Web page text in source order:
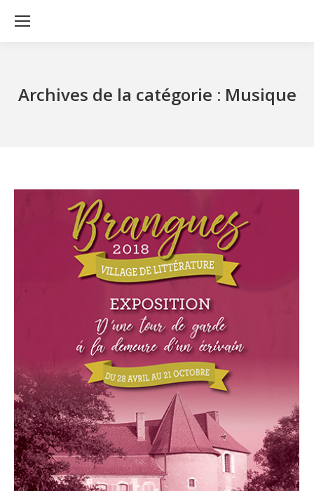
Archives de la catégorie : Musique